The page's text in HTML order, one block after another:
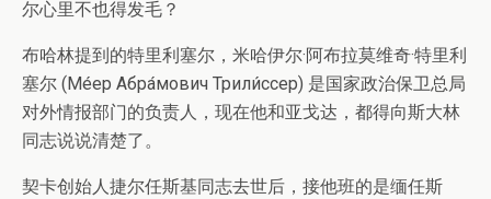
尔心里不也得发毛？
布哈林提到的特里利塞尔，米哈伊尔·阿布拉莫维奇·特里利
塞尔 (Ме́ер Абра́мович Трили́ссер) 是国家政治保卫总局
对外情报部门的负责人，现在他和亚戈达，都得向斯大林
同志说说清楚了。
契卡创始人捷尔任斯基同志去世后，接他班的是缅任斯